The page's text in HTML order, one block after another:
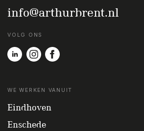
info@arthurbrent.nl
VOLG ONS
WE WERKEN VANUIT
Eindhoven
Enschede